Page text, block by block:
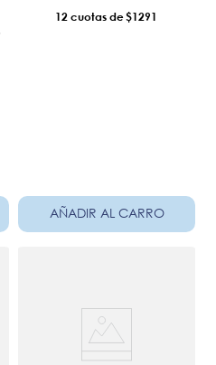
12 $1291
AÑADIR AL CARRO